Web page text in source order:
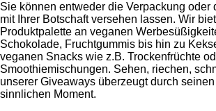
Sie können entweder die Verpackung oder
mit Ihrer Botschaft versehen lassen. Wir
Produktpalette an veganen
Schokolade, Fruchtgummis bis hin zu
veganen Snacks wie z.B. Trockenfrüchte
Smoothiemischungen. Sehen, riechen,
unserer Giveaways überzeugt durch
sinnlichen Moment.